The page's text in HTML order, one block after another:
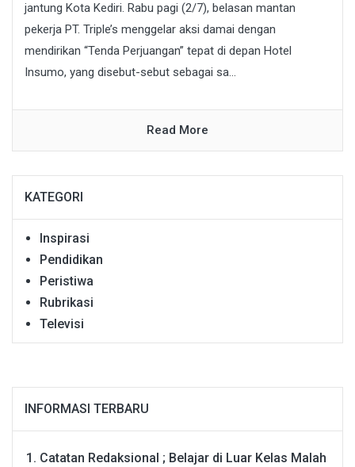
jantung Kota Kediri. Rabu pagi (2/7), belasan mantan
pekerja PT. Triple’s menggelar aksi damai dengan
mendirikan “Tenda Perjuangan” tepat di depan Hotel
Insumo, yang disebut-sebut sebagai sa...
Read More
KATEGORI
Inspirasi
Pendidikan
Peristiwa
Rubrikasi
Televisi
INFORMASI TERBARU
Catatan Redaksional ; Belajar di Luar Kelas Malah